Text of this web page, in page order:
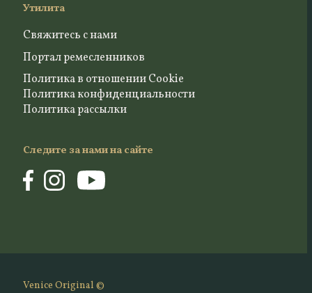
Утилита
Свяжитесь с нами
Портал ремесленников
Политика в отношении Cookie
Политика конфиденциальности
Политика рассылки
Следите за нами на сайте
Venice Original ©